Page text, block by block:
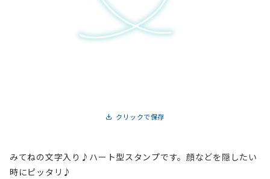
クリックで保存
みてねの文字入り♪ハート型スタンプです。顔などを隠したい
時にピッタリ♪